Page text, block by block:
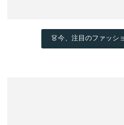
👗今、注目のファッシ